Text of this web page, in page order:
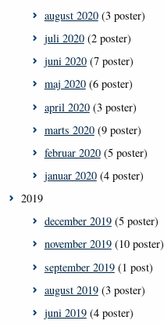
august 2020(3 poster)
juli 2020(2 poster)
juni 2020(7 poster)
maj 2020(6 poster)
april 2020(3 poster)
marts 2020(9 poster)
februar 2020(5 poster)
januar 2020(4 poster)
2019
december 2019(5 poster)
november 2019(10 poster)
september 2019(1 post)
august 2019(3 poster)
juni 2019(4 poster)